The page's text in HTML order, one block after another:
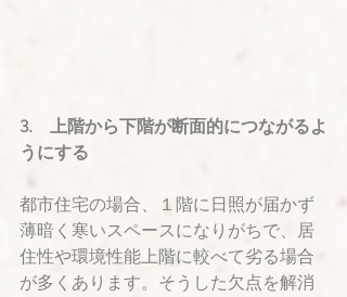
3.　上階から下階が断面的につながるよ
うにする
都市住宅の場合、１階に日照が届かず
薄暗く寒いスペースになりがちで、居
住性や環境性能上階に較べて劣る場合
が多くあります。そうした欠点を解消